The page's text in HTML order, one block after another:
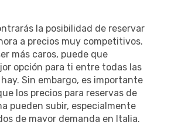
la posibilidad de reservar
a precios muy competitivos.
más caros, puede que
opción para ti entre todas las
Sin embargo, es importante
los precios para reservas de
pueden subir, especialmente
de mayor demanda en Italia.